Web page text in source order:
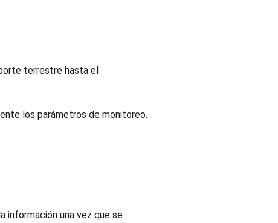
terrestre hasta el
los parámetros de monitoreo.
información una vez que se